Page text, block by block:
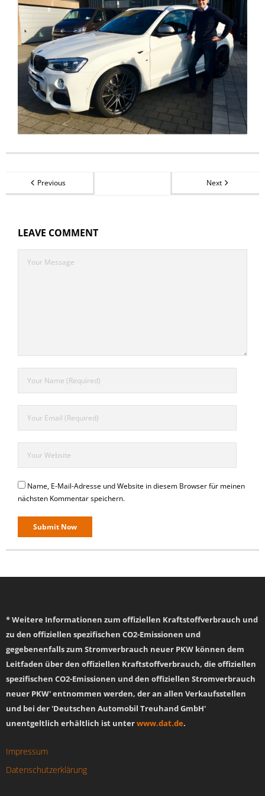
Previous Next
LEAVE COMMENT
Name, E-Mail-Adresse und Website in diesem Browser für meinen
nächsten Kommentar speichern.
* Weitere Informationen zum offiziellen Kraftstoffverbrauch und
zu den offiziellen spezifischen CO2-Emissionen und
gegebenenfalls zum Stromverbrauch neuer PKW können dem
Leitfaden über den offiziellen Kraftstoffverbrauch, die offiziellen
spezifischen CO2-Emissionen und den offiziellen Stromverbrauch
neuer PKW' entnommen werden, der an allen Verkaufsstellen
und bei der 'Deutschen Automobil Treuhand GmbH'
unentgeltlich erhältlich ist unterwww.dat.de.
Impressum
Datenschutzerklärung